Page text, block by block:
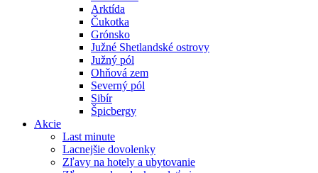
Arktída
Čukotka
Grónsko
Južné Shetlandské ostrovy
Južný pól
Ohňová zem
Severný pól
Sibír
Špicbergy
Akcie
Last minute
Lacnejšie dovolenky
Zľavy na hotely a ubytovanie